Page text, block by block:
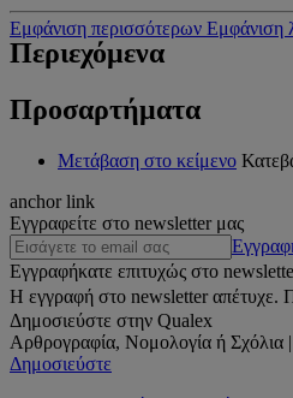
Εμφάνιση περισσότερων Εμφάνιση
Περιεχόμενα
Προσαρτήματα
Μετάβαση στο κείμενο
anchor link
Εγγραφείτε στο newsletter μας
Εγγραφήκατε επιτυχώς στο
Η εγγραφή στο newsletter απέτυχε.
Δημοσιεύστε στην Qualex
Αρθρογραφία, Νομολογία ή
Δημοσιεύστε